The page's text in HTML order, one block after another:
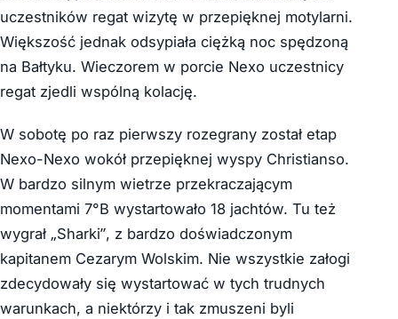
uczestników regat wizytę w przepięknej motylarni.
Większość jednak odsypiała ciężką noc spędzoną
na Bałtyku. Wieczorem w porcie Nexo uczestnicy
regat zjedli wspólną kolację.
W sobotę po raz pierwszy rozegrany został etap
Nexo-Nexo wokół przepięknej wyspy Christianso.
W bardzo silnym wietrze przekraczającym
momentami 7°B wystartowało 18 jachtów. Tu też
wygrał „Sharki”, z bardzo doświadczonym
kapitanem Cezarym Wolskim. Nie wszystkie załogi
zdecydowały się wystartować w tych trudnych
warunkach, a niektórzy i tak zmuszeni byli